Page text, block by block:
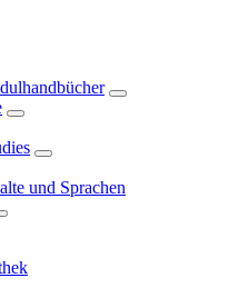
und Sprachen